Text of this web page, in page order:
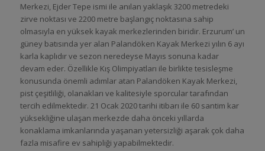
Merkezi, Ejder Tepe ismi ile anılan yaklaşık 3200 metredeki
zirve noktası ve 2200 metre başlangıç noktasına sahip
olmasıyla en yüksek kayak merkezlerinden biridir. Erzurum’ un
güney batısında yer alan Palandöken Kayak Merkezi yılın 6 ayı
karla kaplıdır ve sezon neredeyse Mayıs sonuna kadar
devam eder. Özellikle Kış Olimpiyatları ile birlikte tesisleşme
konusunda önemli adımlar atan Palandöken Kayak Merkezi,
pist çeşitliliği, olanakları ve kalitesiyle sporcular tarafından
tercih edilmektedir. 21 Ocak 2020 tarihi itibarı ile 60 santim kar
yüksekliğine ulaşan merkezde daha önceki yıllarda
konaklama imkanlarında yaşanan yetersizliği aşarak çok daha
fazla misafire ev sahipliği yapabilmektedir.